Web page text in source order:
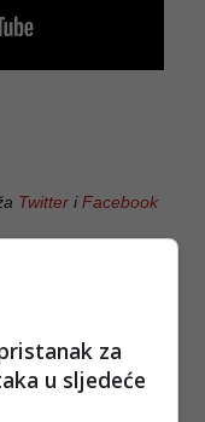
Twitter iFacebook
za
u sljedeće